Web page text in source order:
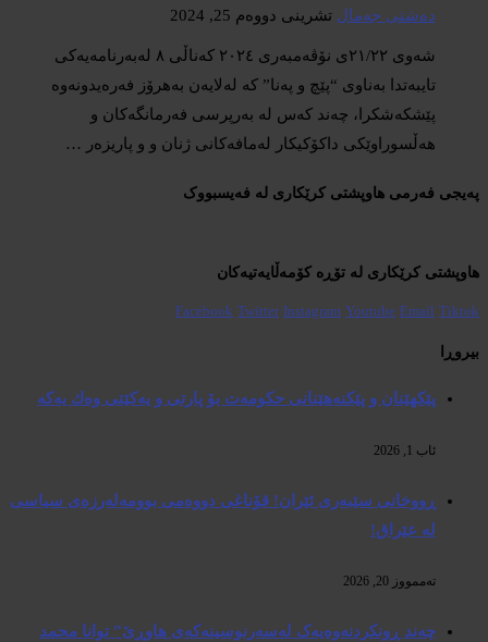
دەشتی جەمال تشرینی دووەم 25, 2024
شەوی ٢١/٢٢ی نۆڤەمبەری ٢٠٢٤ کەناڵی ٨ لەبەرنامەیەکی
تایبەتدا بەناوی “پێچ و پەنا” کە لەلایەن بەهرۆز فەرەیدونەوە
پێشکەشکرا، چەند کەس لە بەرپرسی فەرمانگەکان و
هەڵسوراوێکی داکۆکیکار لەمافەکانی ژنان و و پاریزەر …
پەیجی فەرمی هاوپشتی کرێکاری لە فەیسبووک
هاوپشتی کرێکاری لە تۆڕە کۆمەڵایەتیەکان
Facebook Twitter Instagram Youtube Email Tiktok
بیروڕا
پێكهێنان و پێكنەهێنانی حكومەت بۆ پارتی و یەكێتی وەك یەكە
ئاب 1, 2026
ڕووخانی سێبەری ئێران! قۆناغی دووەمی بوومەلەرزەی سیاسی
لە عێراق!
تەممووز 20, 2026
چەند ڕونکردنەوەیەک لەسەرنوسینەکەی هاوڕێ” توانا محمد